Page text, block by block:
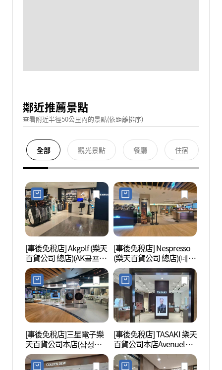
鄰近推薦景點
查看附近半徑50公里內的景點(依距離排序)
全部 觀光景點 餐廳 住宿
[事後免稅店] Akgolf (樂天
百貨公司 總店)(AK골프 롯
데백화점 본점)
[事後免稅店] Nespresso
(樂天百貨公司 總店)(네스
프레소 롯데백화점 본점)
[事後免稅店]三星電子樂
天百貨公司本店(삼성전
자 롯데백화점 본점)
[事後免稅店] TASAKI 樂天
百貨公司本店Avenuel館
(타사키 롯데백화점 본점
에비뉴엘)